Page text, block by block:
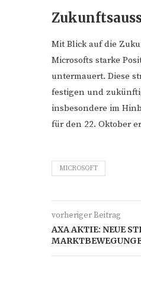
Mit Blick auf die
Microsofts starke
untermauert. Diese
festigen und
insbesondere im
für den 22. Oktober
MICROSOFT
vorheriger Beitrag
AXA AKTIE: NEUE